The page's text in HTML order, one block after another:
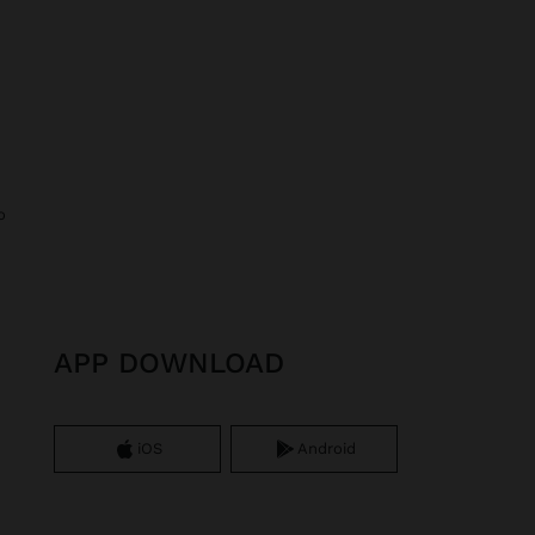
APP DOWNLOAD
iOS Android